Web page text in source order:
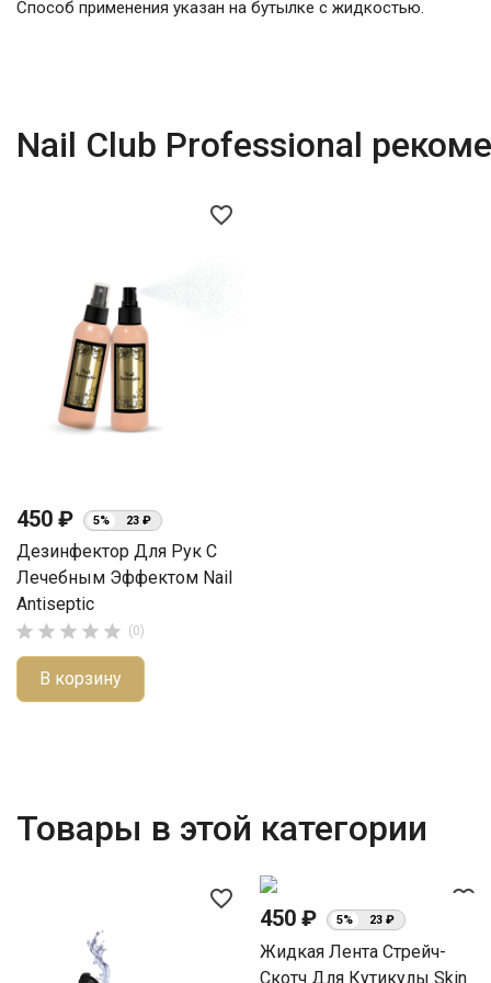
Способ применения указан на бутылке с жидкостью.
Nail Club Professional
favorite_border
450 ₽ 5% 23 ₽
Дезинфектор Для Рук С
Лечебным Эффектом Nail
Antiseptic
     (0)
В корзину
Товары в этой категории
favorite_border favorite_border
450 ₽ 5% 23 ₽
Жидкая Лента Стрейч-
Скотч Для Кутикулы Skin